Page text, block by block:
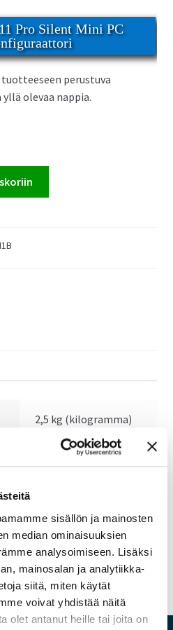
sisällön ja mainosten
median ominaisuuksien
analysoimiseen. Lisäksi
mainosalan ja analytiikka-
siitä, miten käytät
voivat yhdistää näitä
olet antanut heille tai joita on
Pro Silent Mini PC
perustuva
olevaa nappia.
2,5 kg (kilogramma)
1